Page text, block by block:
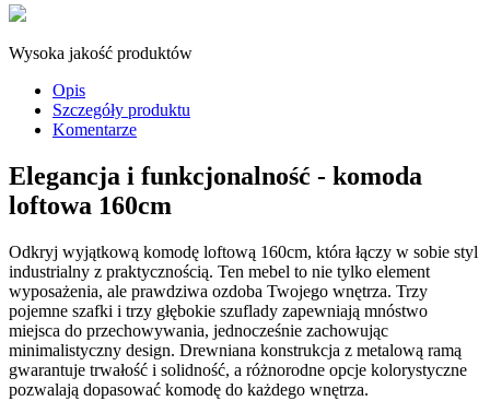
Wysoka jakość produktów
Opis
Szczegóły produktu
Komentarze
Elegancja i funkcjonalność - komoda
loftowa 160cm
Odkryj wyjątkową komodę loftową 160cm, która łączy w sobie styl
industrialny z praktycznością. Ten mebel to nie tylko element
wyposażenia, ale prawdziwa ozdoba Twojego wnętrza. Trzy
pojemne szafki i trzy głębokie szuflady zapewniają mnóstwo
miejsca do przechowywania, jednocześnie zachowując
minimalistyczny design. Drewniana konstrukcja z metalową ramą
gwarantuje trwałość i solidność, a różnorodne opcje kolorystyczne
pozwalają dopasować komodę do każdego wnętrza.